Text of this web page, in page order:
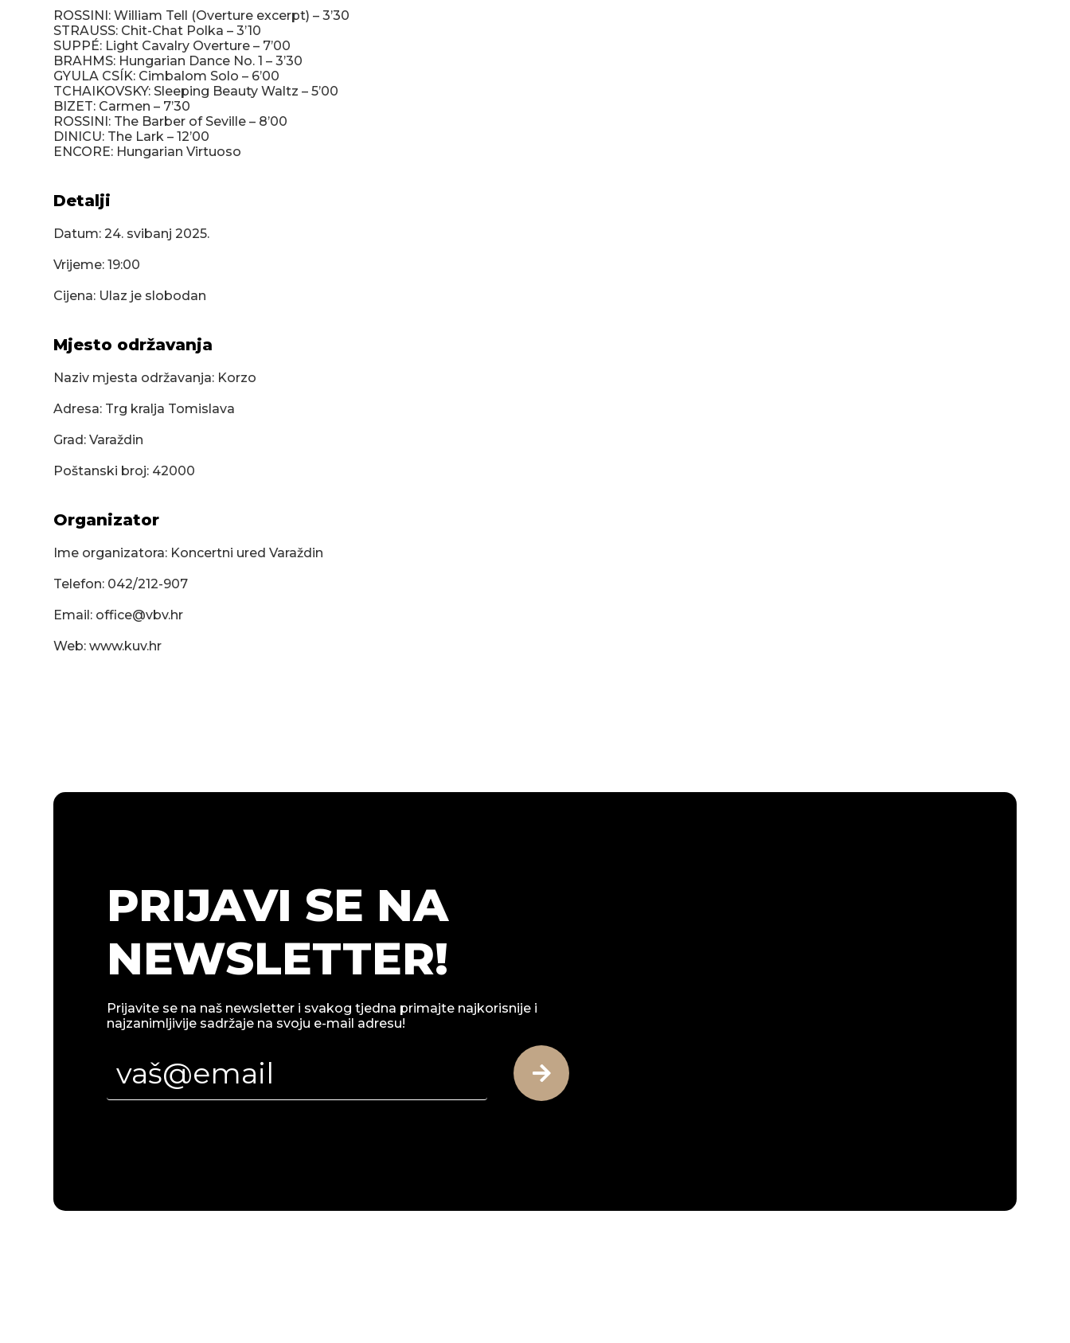
ROSSINI: William Tell (Overture excerpt) – 3’30
STRAUSS: Chit-Chat Polka – 3’10
SUPPÉ: Light Cavalry Overture – 7’00
BRAHMS: Hungarian Dance No. 1 – 3’30
GYULA CSÍK: Cimbalom Solo – 6’00
TCHAIKOVSKY: Sleeping Beauty Waltz – 5’00
BIZET: Carmen – 7’30
ROSSINI: The Barber of Seville – 8’00
DINICU: The Lark – 12’00
ENCORE: Hungarian Virtuoso
Detalji
Datum:24. svibanj 2025.
Vrijeme: 19:00
Cijena: Ulaz je slobodan
Mjesto održavanja
Naziv mjesta održavanja: Korzo
Adresa: Trg kralja Tomislava
Grad: Varaždin
Poštanski broj: 42000
Organizator
Ime organizatora: Koncertni ured Varaždin
Telefon: 042/212-907
Email: office@vbv.hr
Web: www.kuv.hr
PRIJAVI SE NA
NEWSLETTER!
Prijavite se na naš newsletter i svakog tjedna primajte najkorisnije i
najzanimljivije sadržaje na svoju e-mail adresu!